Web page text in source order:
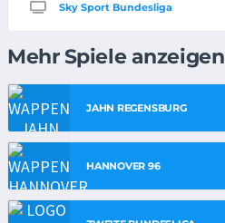
Sky Sport Bundesliga
Mehr Spiele anzeigen
JAHN REGENSBURG
HANNOVER 96